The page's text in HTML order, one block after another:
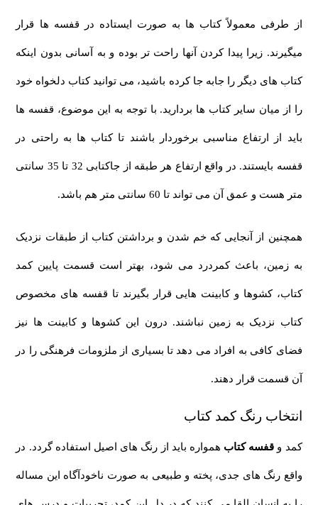
از طرفی معمولاً کتاب ها به صورت ایستاده در قفسه ها قرار
میگیرند. زیرا پیدا کردن آنها راحت تر بوده و به آسانی بدون اینکه
کتاب های دیگر را جابه جا کرده باشید، می توانید کتاب دلخواه خود
را از میان سایر کتاب ها بردارید. با توجه به این موضوع، قفسه ها
باید از ارتفاع مناسبی برخوردار باشند تا کتاب ها به راحتی در
قفسه بایستند. در واقع ارتفاع هر طبقه از جاکتابی 32 تا 35 سانتی
متر هست و عمق آن می تواند تا 60 سانتی متر هم باشد.
همچنین از آنجایی که خم شدن و برداشتن کتاب از طبقات نزدیک
به زمین، باعث کمردرد می شود، بهتر است قسمت پایین کمد
کتاب، کشوها و کابینت هایی قرار بگیرند تا قفسه های مخصوص
کتاب نزدیک به زمین نباشند. درون این کشوها و کابینت ها نیز
فضای کافی به افراد می دهد تا بسیاری از ملزومات فرهنگی را در
آن قسمت قرار دهند.
انتخاب رنگ کمد کتاب
کمد و قفسه کتاب همواره باید از رنگ های اصیل استفاده گردد. در
واقع رنگ های جدی، پخته و طبیعی به صورت ناخودآگاه این مساله